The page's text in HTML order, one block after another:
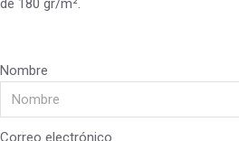
de 180 gr/m².
Nombre
Correo electrónico